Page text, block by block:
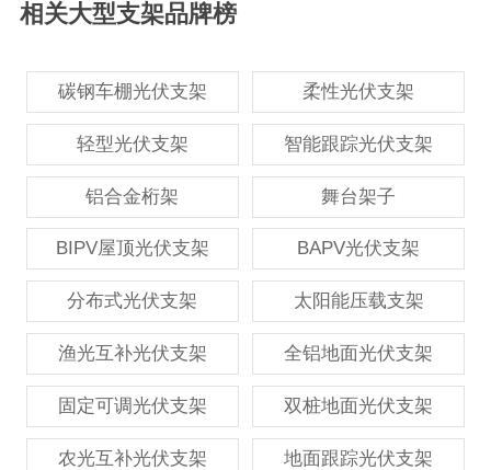
相关大型支架品牌榜
碳钢车棚光伏支架 柔性光伏支架
轻型光伏支架 智能跟踪光伏支架
铝合金桁架 舞台架子
BIPV屋顶光伏支架 BAPV光伏支架
分布式光伏支架 太阳能压载支架
渔光互补光伏支架 全铝地面光伏支架
固定可调光伏支架 双桩地面光伏支架
农光互补光伏支架 地面跟踪光伏支架